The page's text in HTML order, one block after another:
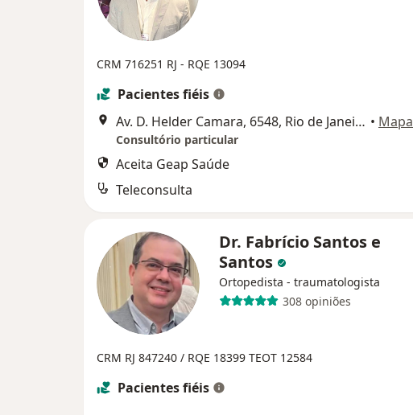
CRM 716251 RJ - RQE 13094
Pacientes fiéis
Av. D. Helder Camara, 6548, Rio de Janeiro • Mapa
Consultório particular
Aceita Geap Saúde
Teleconsulta
Dr. Fabrício Santos e
Santos
Ortopedista - traumatologista
308 opiniões
CRM RJ 847240 / RQE 18399 TEOT 12584
Pacientes fiéis